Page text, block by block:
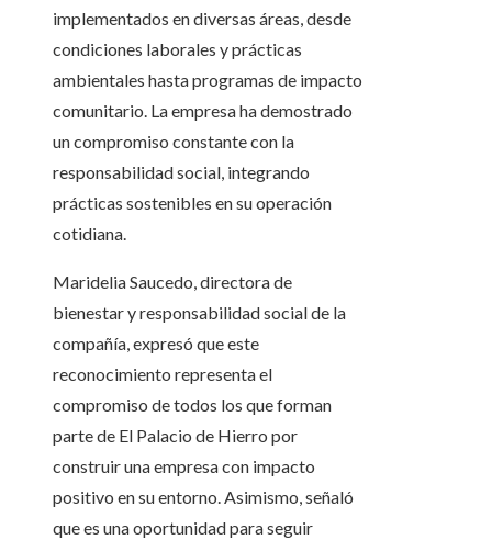
implementados en diversas áreas, desde
condiciones laborales y prácticas
ambientales hasta programas de impacto
comunitario. La empresa ha demostrado
un compromiso constante con la
responsabilidad social, integrando
prácticas sostenibles en su operación
cotidiana.
Maridelia Saucedo, directora de
bienestar y responsabilidad social de la
compañía, expresó que este
reconocimiento representa el
compromiso de todos los que forman
parte de El Palacio de Hierro por
construir una empresa con impacto
positivo en su entorno. Asimismo, señaló
que es una oportunidad para seguir